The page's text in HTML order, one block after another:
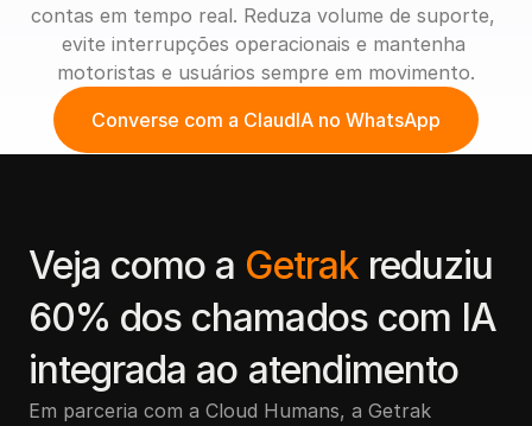
contas em tempo real. Reduza volume de suporte,
evite interrupções operacionais e mantenha
motoristas e usuários sempre em movimento.
Converse com a ClaudIA no WhatsApp
Veja como a Getrak reduziu
60% dos chamados com IA
integrada ao atendimento
Em parceria com a Cloud Humans, a Getrak